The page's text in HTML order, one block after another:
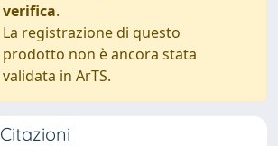
verifica.
La registrazione di questo
prodotto non è ancora stata
validata in ArTS.
Citazioni